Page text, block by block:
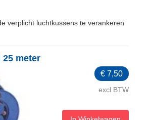
verplicht luchtkussens te verankeren
25 meter
€ 7,50
excl BTW